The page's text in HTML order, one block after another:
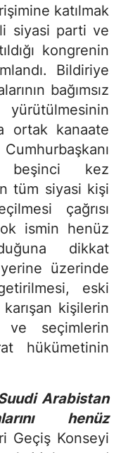
katılmak
siyasi parti ve
kongrenin
Bildiriye
bağımsız
ortak kanaate
beşinci kez
tüm siyasi kişi
çağrısı
ismin henüz
dikkat
üzerinde
eski
kişilerin
ve seçimlerin
hükümetinin
Arabistan
henüz
Geçiş Konseyi